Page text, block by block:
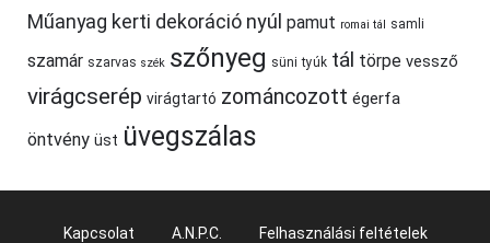
Műanyag kerti dekoráció nyúl pamut romai tál samli
szamár szarvas szék szőnyeg süni tyúk tál törpe vessző
virágcserép virágtartó zománcozott égerfa
öntvény üst üvegszálas
Kapcsolat A.N.P.C. Felhasználási feltételek